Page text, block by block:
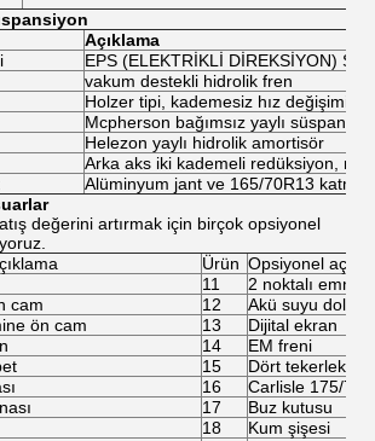
Açıklama
EPS (ELEKTRİKLİ DİREKSİYON)
vakum destekli hidrolik fren
Holzer tipi, kademesiz hız değişimi
Mcpherson bağımsız yaylı
Helezon yaylı hidrolik amortisör
Arka aks iki kademeli redüksiyon,
Alüminyum jant ve 165/70R13 katman
değerini artırmak için birçok opsiyonel
Ürün Opsiyonel
11
2 noktalı
cam 12
Akü suyu
ön cam 13
Dijital ekran
14
EM freni
15
Dört tekerlekli
16
Carlisle 175/
17
Buz kutusu
18
Kum şişesi